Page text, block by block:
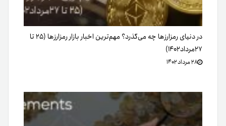
در دنیای رمزارزها چه می‌گذرد؟ مهم‌ترین اخبار بازار رمزارزها (۲۵ تا
۲۷مرداد۱۴۰۲)
۲۸ مرداد ۱۴۰۲